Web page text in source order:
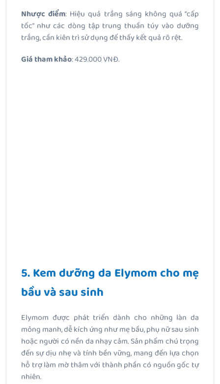
Nhược điểm: Hiệu quả trắng sáng không quá “cấp
tốc” như các dòng tập trung thuần túy vào dưỡng
trắng, cần kiên trì sử dụng để thấy kết quả rõ rệt.
Giá tham khảo: 429.000 VNĐ.
5.Kem dưỡng da Elymom cho mẹ
bầu và sau sinh
Elymom được phát triển dành cho những làn da
mỏng manh, dễ kích ứng như mẹ bầu, phụ nữ sau sinh
hoặc người có nền da nhạy cảm. Sản phẩm chú trọng
đến sự dịu nhẹ và tính bền vững, mang đến lựa chọn
hỗ trợ làm mờ thâm với thành phần có nguồn gốc tự
nhiên.